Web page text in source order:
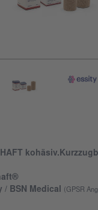
/ BSN Medical (GPSR